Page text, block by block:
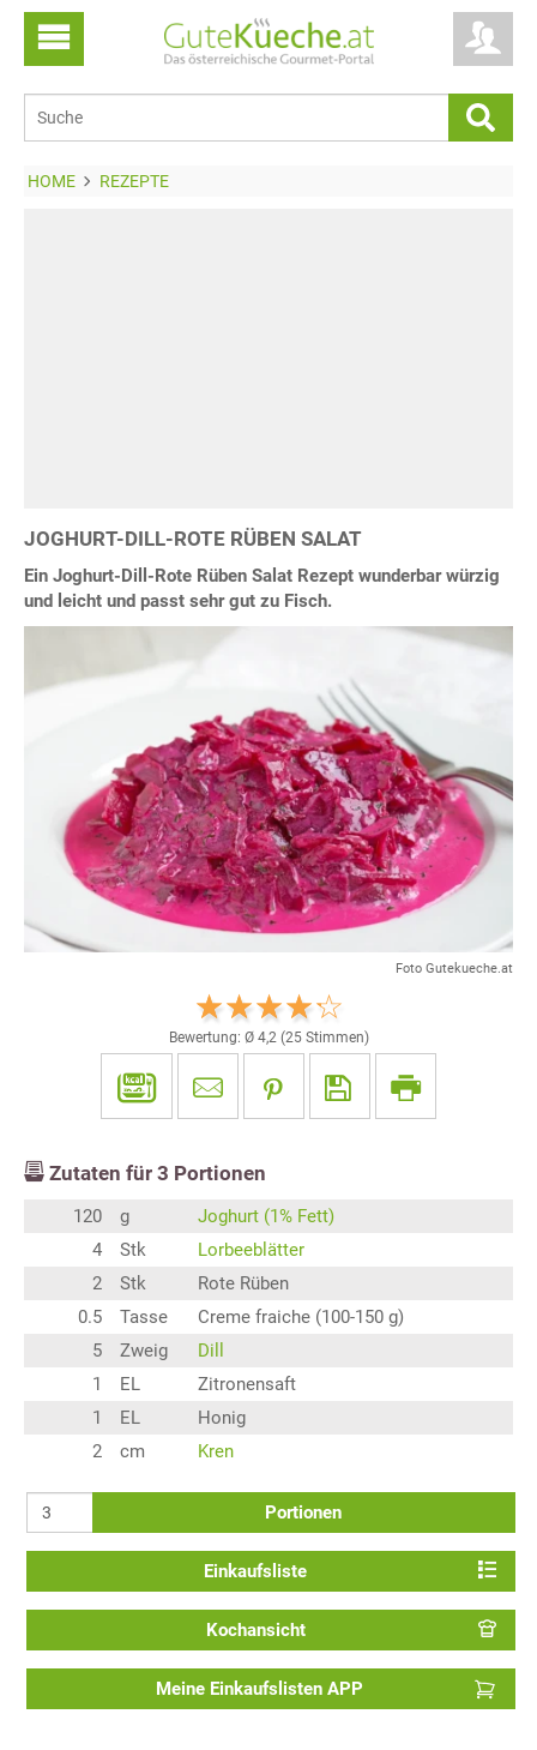
HOME REZEPTE
JOGHURT-DILL-ROTE RÜBEN SALAT
Ein Joghurt-Dill-Rote Rüben Salat Rezept wunderbar würzig
und leicht und passt sehr gut zu Fisch.
Foto Gutekueche.at
Bewertung: Ø 4,2(25Stimmen)
Zutaten für 3 Portionen
120 g
Joghurt (1% Fett)
4
Stk
Lorbeeblätter
2
Stk
Rote Rüben
0.5
Tasse
Creme fraiche (100-150 g)
5
Zweig
Dill
1
EL
Zitronensaft
1
EL
Honig
2
cm Kren
Portionen
Einkaufsliste
Kochansicht
Meine Einkaufslisten APP